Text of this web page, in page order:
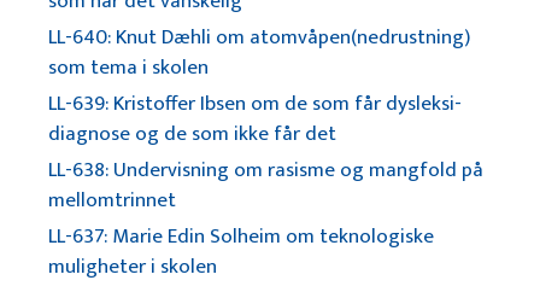
LL-640: Knut Dæhli om atomvåpen(nedrustning)
som tema i skolen
LL-639: Kristoffer Ibsen om de som får dysleksi-
diagnose og de som ikke får det
LL-638: Undervisning om rasisme og mangfold på
mellomtrinnet
LL-637: Marie Edin Solheim om teknologiske
muligheter i skolen